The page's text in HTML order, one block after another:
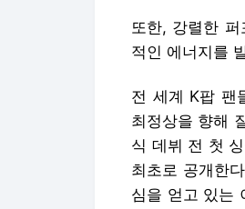
또한, 강렬한
적인 에너지를
전 세계 K팝 팬
최정상을 향해
식 데뷔 전 첫 싱
최초로 공개한
심을 얻고 있는